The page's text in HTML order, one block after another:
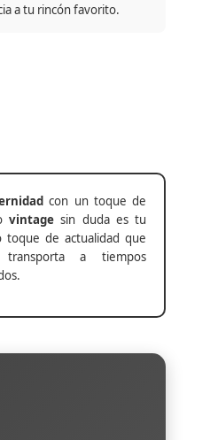
a tu rincón favorito.
con un toque de
vintage sin duda es tu
toque de actualidad que
transporta a tiempos